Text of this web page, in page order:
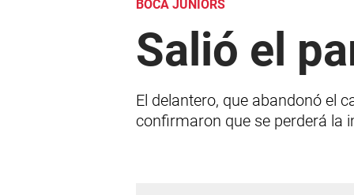
BOCA JUNIORS
Salió el
El delantero, que abandonó el
confirmaron que se perderá la